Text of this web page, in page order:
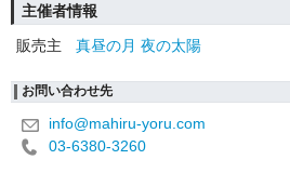
主催者情報
販売主
真昼の月 夜の太陽
お問い合わせ先
info@mahiru-yoru.com
03-6380-3260